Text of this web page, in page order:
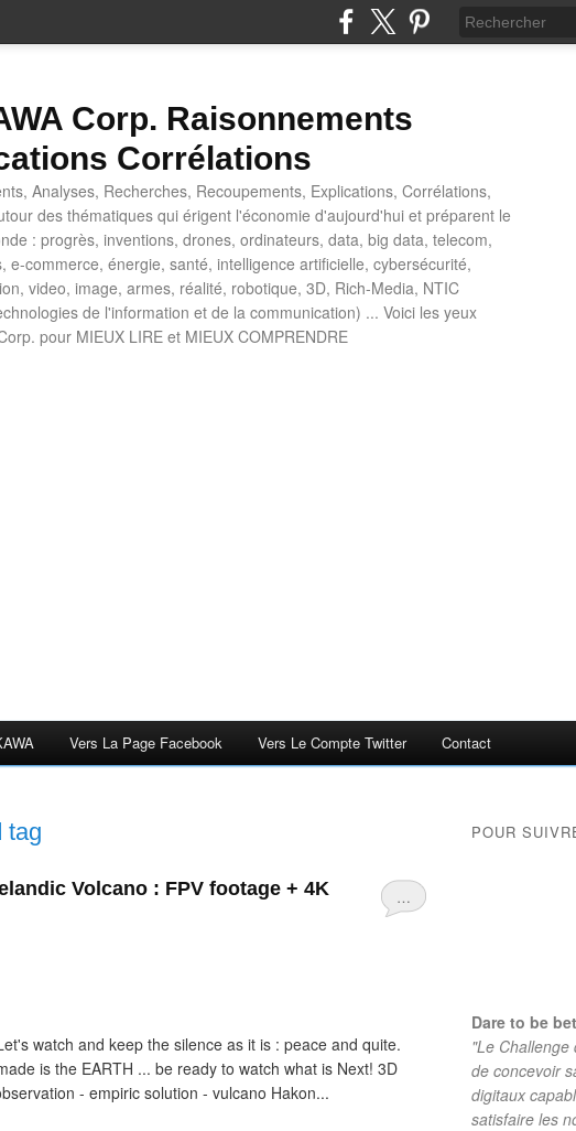
Corp. Raisonnements
Corrélations
Analyses, Recherches, Recoupements, Explications, Corrélations,
des thématiques qui érigent l'économie d'aujourd'hui et préparent le
: progrès, inventions, drones, ordinateurs, data, big data, telecom,
e-commerce, énergie, santé, intelligence artificielle, cybersécurité,
video, image, armes, réalité, robotique, 3D, Rich-Media, NTIC
de l'information et de la communication) ... Voici les yeux
pour MIEUX LIRE et MIEUX COMPRENDRE
Vers La Page Facebook Vers Le Compte Twitter Contact
tag
…
Volcano : FPV footage + 4K
watch and keep the silence as it is : peace and quite.
is the EARTH ... be ready to watch what is Next! 3D
- empiric solution - vulcano Hakon...
POUR
Dare to be
"Le
de concevoir
digitaux
satisfaire les